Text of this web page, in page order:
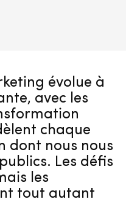
évolue à
avec les
chaque
dont nous nous
Les défis
les
tout autant